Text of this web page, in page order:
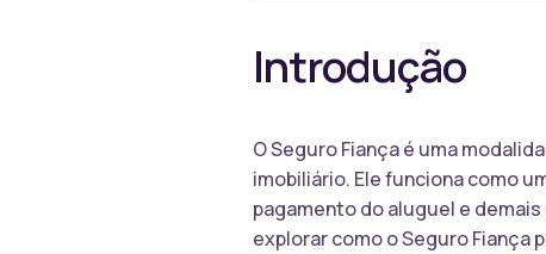
Introdução
O Seguro Fiança é uma
imobiliário. Ele funciona como
pagamento do aluguel e
explorar como o Seguro Fiança